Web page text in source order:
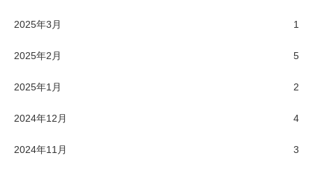
2025年3月 1
2025年2月 5
2025年1月 2
2024年12月 4
2024年11月 3